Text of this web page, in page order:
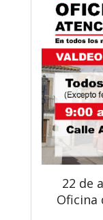
22 de
Oficina